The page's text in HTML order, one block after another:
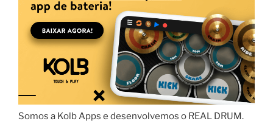
Somos a Kolb Apps e desenvolvemos o REAL DRUM.